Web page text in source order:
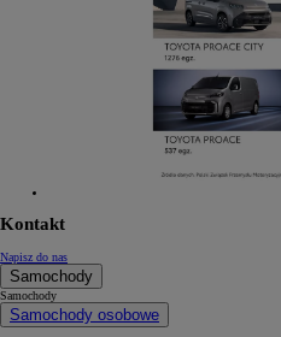
Kontakt
Napisz do nas
Samochody
Samochody
Samochody osobowe